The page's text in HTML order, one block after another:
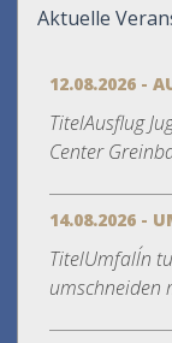
Aktuelle
12.08.2026 -
TitelAusflug
Center
14.08.2026 -
TitelUmfall´n
umschneiden